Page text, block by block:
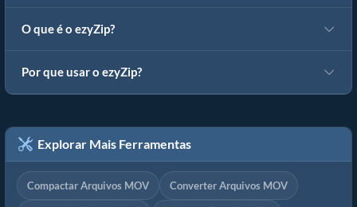
O que é o ezyZip?
Por que usar o ezyZip?
Explorar Mais Ferramentas
Compactar Arquivos MOV Converter Arquivos MOV